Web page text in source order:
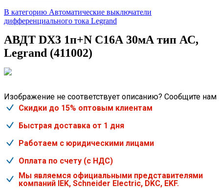
В категорию Автоматические выключатели
дифференциального тока Legrand
АВДТ DX3 1п+N C16А 30мА тип АС,
Legrand (411002)
Изображение не соответствует описанию? Сообщите нам
Скидки до 15% оптовым клиентам
Быстрая доставка от 1 дня
Работаем с юридическими лицами
Оплата по счету (с НДС)
Мы являемся официальными представителями
компаний IEK, Schneider Electric, DKC, EKF.